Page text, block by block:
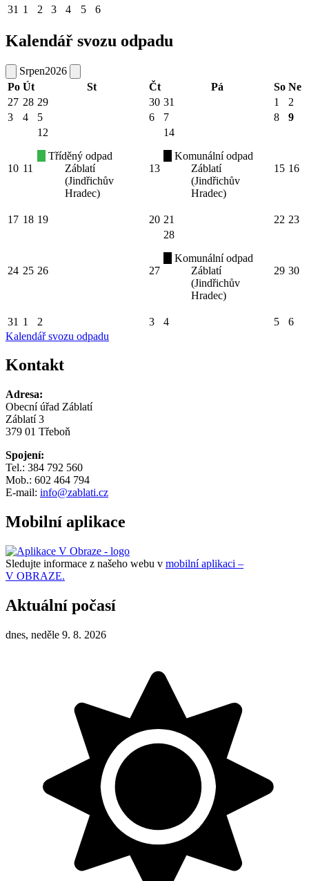
31 1 2 3 4 5 6
Kalendář svozu odpadu
Srpen2026
Po Út St Čt Pá So Ne
27 28 29 30 31 1
2
3
4 5 6 7 8 9
10 11
12
Tříděný odpad
Záblatí
(Jindřichův
Hradec)
13
14
Komunální odpad
Záblatí
(Jindřichův
Hradec)
15 16
17 18 19 20 21 22 23
24 25 26 27
28
Komunální odpad
Záblatí
(Jindřichův
Hradec)
29 30
31 1 2 3 4 5
6
Kalendář svozu odpadu
Kontakt
Adresa:
Obecní úřad Záblatí
Záblatí 3
379 01 Třeboň
Spojení:
Tel.: 384 792 560
Mob.: 602 464 794
E-mail: info@zablati.cz
Mobilní aplikace
Sledujte informace z našeho webu v mobilní aplikaci –
V OBRAZE.
Aktuální počasí
dnes, neděle 9. 8. 2026